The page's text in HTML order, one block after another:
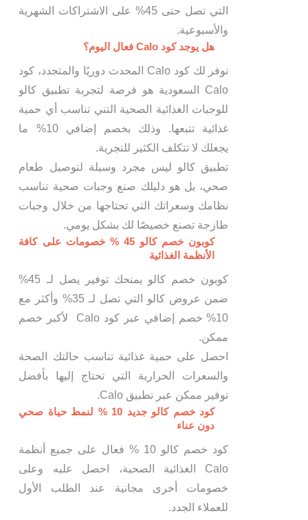
التي تصل حتى 45% على الاشتراكات الشهرية
والأسبوعية.
هل يوجد كود Calo فعال اليوم؟
نوفر لك كود Calo المحدث دوريًا والمتجدد، كود
Calo السعودية هو فرصة لتجربة تطبيق كالو
للوجبات الغذائية الصحية التني تناسب أي حمية
غذائية تتبعها. وذلك بخصم إضافي 10% ما
يجعلك لا تتكلف الكثير للتجربة.
تطبيق كالو ليس مجرد وسيلة لتوصيل طعام
صحي، بل هو دليلك صنع وجبات صحية تناسب
نظامك وسعراتك التي تحتاجها من خلال وجبات
طازجة تصنع خصيصًا لك بشكل يومي.
كوبون خصم كالو 45 % خصومات على كافة
الأنظمة الغذائية
كوبون خصم كالو يمنحك توفير يصل لـ 45%
ضمن عروض كالو التي تصل لـ 35% وأكثر مع
10% خصم إضافي عبر كود Calo لأكبر خصم
ممكن.
احصل على حمية غذائية تناسب حالتك الصحة
والسعرات الحرارية التي تحتاج إليها بأفضل
توفير ممكن عبر تطبيق Calo.
كود خصم كالو جديد 10 % لنمط حياة صحي
دون عناء
كود خصم كالو 10 % فعال على جميع أنظمة
Calo الغذائية الصحية، احصل عليه وعلى
خصومات أخرى مجانية عند الطلب الأول
للعملاء الجدد.